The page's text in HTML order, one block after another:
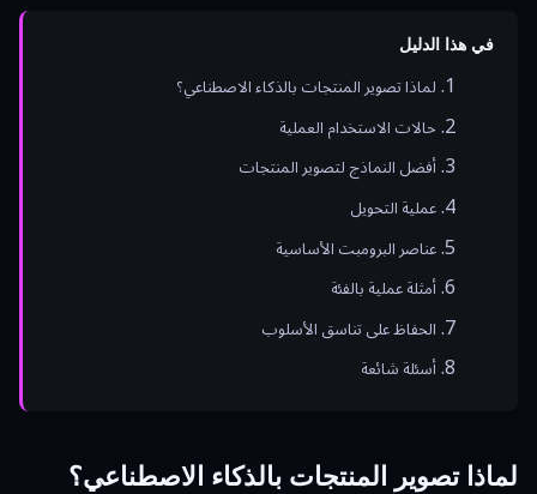
في هذا الدليل
لماذا تصوير المنتجات بالذكاء الاصطناعي؟
حالات الاستخدام العملية
أفضل النماذج لتصوير المنتجات
عملية التحويل
عناصر البرومبت الأساسية
أمثلة عملية بالفئة
الحفاظ على تناسق الأسلوب
أسئلة شائعة
لماذا تصوير المنتجات بالذكاء الاصطناعي؟